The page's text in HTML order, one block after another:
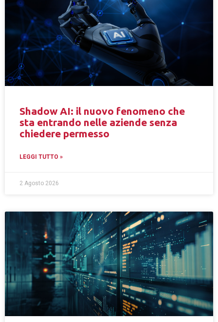
Shadow AI: il nuovo fenomeno che
sta entrando nelle aziende senza
chiedere permesso
LEGGI TUTTO »
2 Agosto 2026